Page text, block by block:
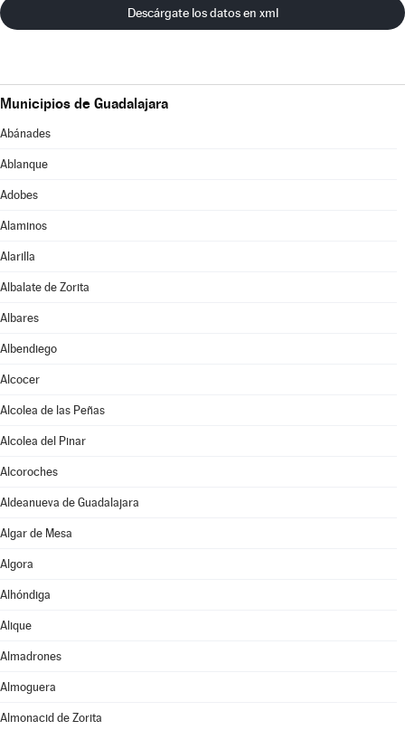
Descárgate los datos en xml
Municipios de Guadalajara
Abánades
Ablanque
Adobes
Alaminos
Alarilla
Albalate de Zorita
Albares
Albendiego
Alcocer
Alcolea de las Peñas
Alcolea del Pinar
Alcoroches
Aldeanueva de Guadalajara
Algar de Mesa
Algora
Alhóndiga
Alique
Almadrones
Almoguera
Almonacid de Zorita